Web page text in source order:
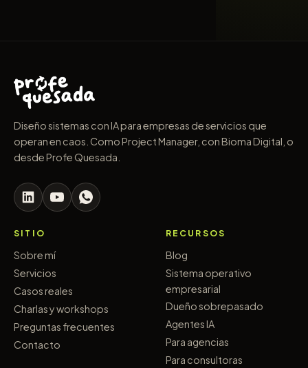
Diseño sistemas con IA para empresas de servicios que
operan en caos. Como Project Manager, con Bioma Digital, o
desde Profe Quesada.
SITIO
Sobre mí
Servicios
Casos reales
Charlas y workshops
Preguntas frecuentes
Contacto
RECURSOS
Blog
Sistema operativo
empresarial
Dueño sobrepasado
Agentes IA
Para agencias
Para consultoras